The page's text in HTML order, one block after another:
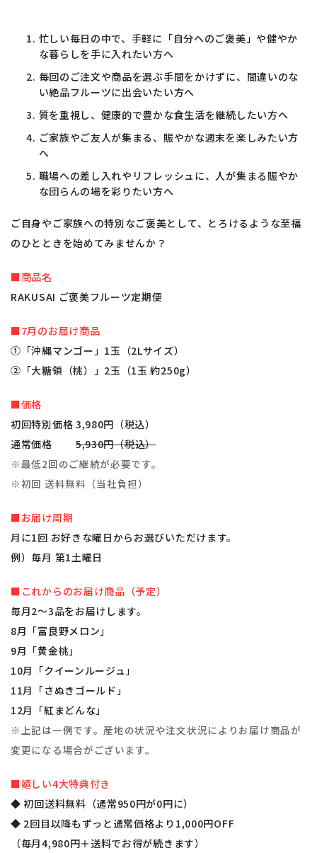
忙しい毎日の中で、手軽に「自分へのご褒美」や健やか
な暮らしを手に入れたい方へ
毎回のご注文や商品を選ぶ手間をかけずに、間違いのな
い絶品フルーツに出会いたい方へ
質を重視し、健康的で豊かな食生活を継続したい方へ
ご家族やご友人が集まる、賑やかな週末を楽しみたい方
へ
職場への差し入れやリフレッシュに、人が集まる賑やか
な団らんの場を彩りたい方へ
ご自身やご家族への特別なご褒美として、とろけるような至福
のひとときを始めてみませんか？
■商品名
RAKUSAI ご褒美フルーツ定期便
■7月のお届け商品
①「沖縄マンゴー」1玉（2Lサイズ）
②「大糖領（桃）」2玉（1玉 約250g）
■価格
初回特別価格 3,980円（税込）
通常価格 5,930円（税込）
※最低2回のご継続が必要です。
※初回 送料無料（当社負担）
■お届け周期
月に1回 お好きな曜日からお選びいただけます。
例）毎月 第1土曜日
■これからのお届け商品（予定）
毎月2～3品をお届けします。
8月「富良野メロン」
9月「黄金桃」
10月「クイーンルージュ」
11月「さぬきゴールド」
12月「紅まどんな」
※上記は一例です。産地の状況や注文状況によりお届け商品が
変更になる場合がございます。
■嬉しい4大特典付き
◆ 初回送料無料（通常950円が0円に）
◆ 2回目以降もずっと通常価格より1,000円OFF
（毎月4,980円＋送料でお得が続きます）